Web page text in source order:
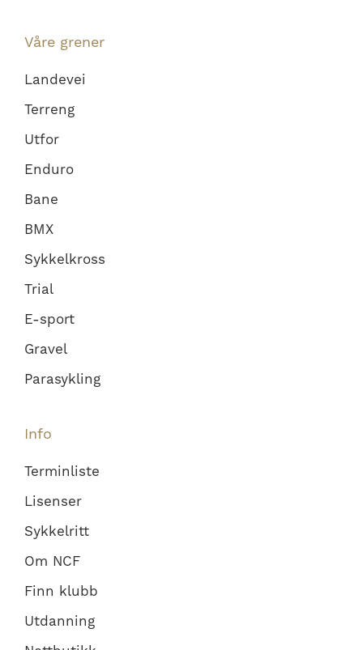
Våre grener
Landevei
Terreng
Utfor
Enduro
Bane
BMX
Sykkelkross
Trial
E-sport
Gravel
Parasykling
Info
Terminliste
Lisenser
Sykkelritt
Om NCF
Finn klubb
Utdanning